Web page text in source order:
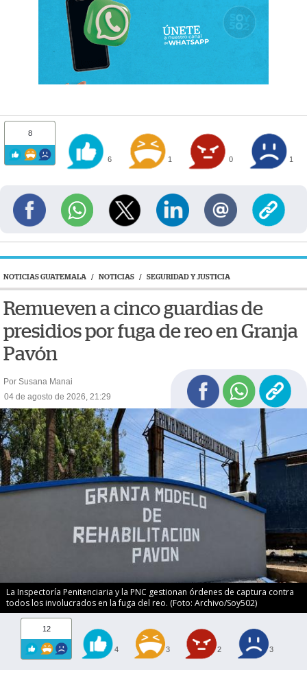
8
6 1 0 1
NOTICIAS GUATEMALA / NOTICIAS / SEGURIDAD Y JUSTICIA
Remueven a cinco guardias de
presidios por fuga de reo en Granja
Pavón
Por Susana Manai
04 de agosto de 2026, 21:29
La Inspectoría Penitenciaria y la PNC gestionan órdenes de captura contra
todos los involucrados en la fuga del reo. (Foto: Archivo/Soy502)
12
4 3 2 3